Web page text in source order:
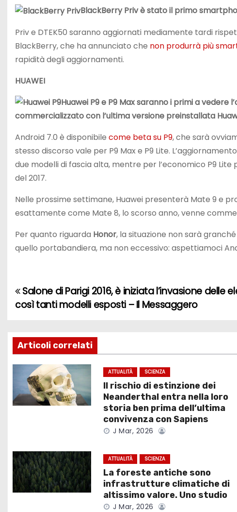
BlackBerry Priv è stato il primo
Priv e DTEK50 saranno aggiornati mediamente tardi
BlackBerry, che ha annunciato che non produrrà più
rapidità degli aggiornamenti.
HUAWEI
Huawei P9 e P9 Max saranno i primi a vedere
commercializzato con l’ultima versione preinstallata
Android 7.0 è disponibile come beta su P9, che sarà
stesso discorso vale per P9 Max e P9 Lite.
due modelli di fascia alta, mentre per l’economico P9
del 2017.
Nelle prossime settimane, Huawei presenterà Mate 9 e
esattamente come Mate 8, lo scorso anno, venne
Per quanto riguarda Honor, la situazione non sarà
quello portabandiera, ma non eccessivo: aspettiamoci
N
v
i
a
o
n
Salone di Parigi 2016, è iniziata l’invasione delle
così tanti modelli esposti – Il Messaggero
Articoli correlati
ATTUALITÀ SCIENZA
Il rischio di estinzione dei
Neanderthal entra nella loro
storia ben prima dell’ultima
convivenza con Sapiens
J Mar, 2026
ATTUALITÀ SCIENZA
La foreste antiche sono
infrastrutture climatiche di
altissimo valore. Uno studio
J Mar, 2026